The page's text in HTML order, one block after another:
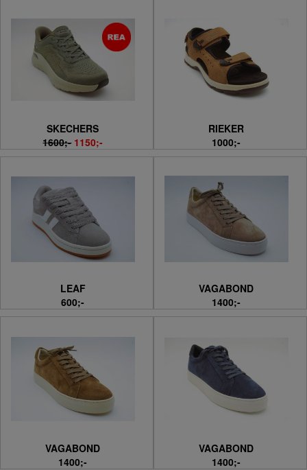
SKECHERS
1600;- 1150;-
RIEKER
1000;-
LEAF
600;-
VAGABOND
1400;-
VAGABOND
1400;-
VAGABOND
1400;-